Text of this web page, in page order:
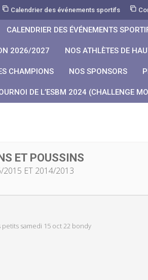
Calendrier des événements sportifs
CALENDRIER DES ÉVÉNEMENTS
2026/2027 NOS ATHLÈTES DE
CHAMPIONS NOS SPONSORS
DE L’ESBM 2024 (CHALLENGE
ET POUSSINS
2015 ET 2014/2013
samedi 15 oct 22 bondy